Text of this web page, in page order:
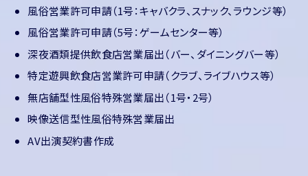
風俗営業許可申請（1号：キャバクラ、スナック、ラウンジ等）
風俗営業許可申請（5号：ゲームセンター等）
深夜酒類提供飲食店営業届出（バー、ダイニングバー等）
特定遊興飲食店営業許可申請（クラブ、ライブハウス等）
無店舗型性風俗特殊営業届出（1号・2号）
映像送信型性風俗特殊営業届出
AV出演契約書作成